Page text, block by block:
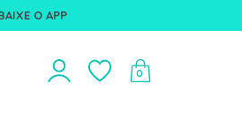
O APP
0